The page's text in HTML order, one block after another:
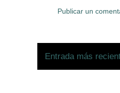
Publicar un
Entrada más